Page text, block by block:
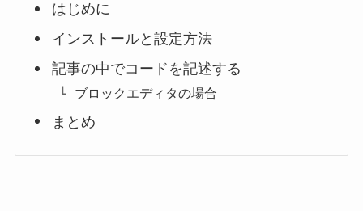
はじめに
インストールと設定方法
記事の中でコードを記述する
ブロックエディタの場合
まとめ